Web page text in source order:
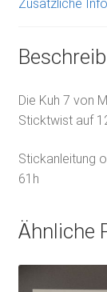
Zusätzliche
Die Kuh 7 von
Sticktwist auf
Stickanleitung
61h
Ähnliche